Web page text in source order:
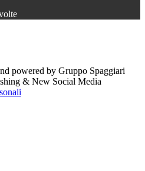
powered by Gruppo Spaggiari
& New Social Media